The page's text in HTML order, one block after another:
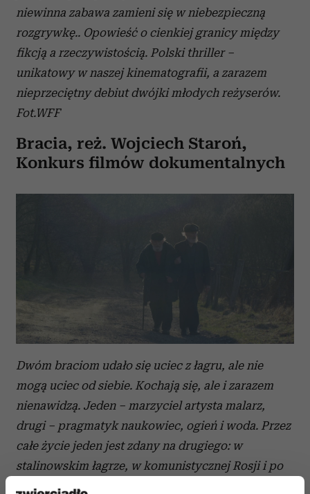
niewinna zabawa zamieni się w niebezpieczną
rozgrywkę.. Opowieść o cienkiej granicy między
fikcją a rzeczywistością. Polski thriller –
unikatowy w naszej kinematografii, a zarazem
nieprzeciętny debiut dwójki młodych reżyserów.
Fot.WFF
Bracia, reż. Wojciech Staroń,
Konkurs filmów dokumentalnych
Dwóm braciom udało się uciec z łagru, ale nie
mogą uciec od siebie. Kochają się, ale i zarazem
nienawidzą. Jeden – marzyciel artysta malarz,
drugi – pragmatyk naukowiec, ogień i woda. Przez
całe życie jeden jest zdany na drugiego: w
stalinowskim łagrze, w komunistycznej Rosji i po
repatriacji w kapitalistycznej Polsce. Ich barwne